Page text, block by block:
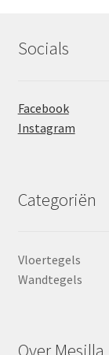
Socials
Facebook
Instagram
Categoriën
Vloertegels
Wandtegels
Over Mesilla.